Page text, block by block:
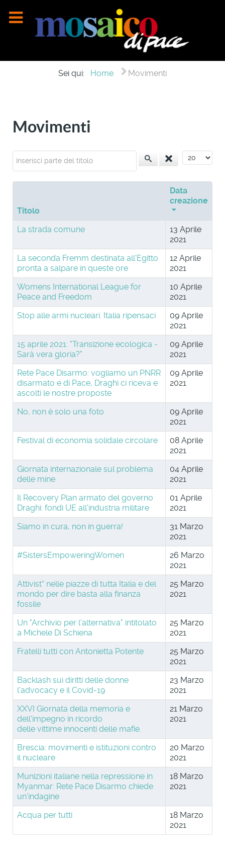
Sei qui: Home Movimenti
Movimenti
Inserisci parte del titolo Visualizza
Titolo
Data
creazione
La strada comune
13 Aprile
2021
La seconda Fremm destinata all’Egitto
pronta a salpare in queste ore
12 Aprile
2021
Womens International League for
Peace and Freedom
10 Aprile
2021
Stop alle armi nucleari. Italia ripensaci
09 Aprile
2021
15 aprile 2021: "Transizione ecologica -
Sarà vera gloria?"
09 Aprile
2021
Rete Pace Disarmo: vogliamo un PNRR
disarmato e di Pace, Draghi ci riceva e
ascolti le nostre proposte
09 Aprile
2021
No, non è solo una foto
09 Aprile
2021
Festival di economia solidale circolare
08 Aprile
2021
Giornata internazionale sul problema
delle mine
04 Aprile
2021
Il Recovery Plan armato del governo
Draghi: fondi UE all'industria militare
01 Aprile
2021
Siamo in cura, non in guerra!
31 Marzo
2021
#SistersEmpoweringWomen
26 Marzo
2021
Attivist* nelle piazze di tutta Italia e del
mondo per dire basta alla finanza
fossile
25 Marzo
2021
Un "Archivio per l'alternativa" intitolato
a Michele Di Schiena
25 Marzo
2021
Fratelli tutti con Antonietta Potente
25 Marzo
2021
Backlash sui diritti delle donne
l'advocacy e il Covid-19
23 Marzo
2021
XXVI Giornata della memoria e
dell'impegno in ricordo
delle vittime innocenti delle mafie.
21 Marzo
2021
Brescia: movimenti e istituzioni contro
il nucleare
20 Marzo
2021
Munizioni italiane nella repressione in
Myanmar: Rete Pace Disarmo chiede
un’indagine
18 Marzo
2021
Acqua per tutti
18 Marzo
2021